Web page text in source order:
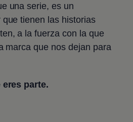
una serie, es un
tienen las historias
a la fuerza con la que
marca que nos dejan para
parte.